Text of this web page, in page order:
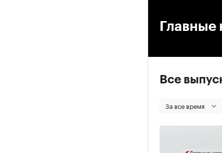
Все
За все время